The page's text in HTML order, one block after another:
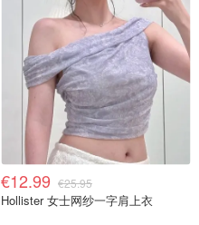
€12.99 €25.95
Hollister 女士网纱一字肩上衣